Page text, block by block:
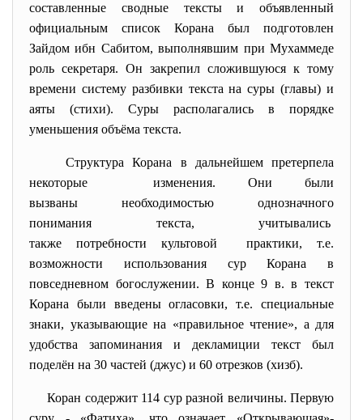
составленные сводные тексты и объявленный
официальным список Корана был подготовлен
Зайдом ибн Сабитом, выполнявшим при Мухаммеде
роль секретаря. Он закрепил сложившуюся к тому
времени систему разбивки текста на суры (главы) и
аяты (стихи). Суры располагались в порядке
уменьшения объёма текста.
Структура Корана в дальнейшем претерпела
некоторые изменения. Они были
вызваны необходимостью однозначного
понимания текста, учитывались
также потребности культовой практики, т.е.
возможности использования сур Корана в
повседневном богослужении. В конце 9 в. в текст
Корана были введены огласовки, т.е. специальные
знаки, указывающие на «правильное чтение», а для
удобства запоминания и декламиции текст был
поделён на 30 частей (джус) и 60 отрезков (хизб).
Коран содержит 114 сур разной величины. Первую